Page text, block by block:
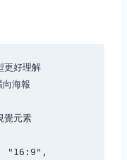
更好理解
海報
覺元素
"16:9",